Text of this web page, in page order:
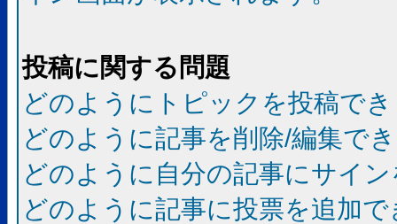
投稿に関する問題
どのようにトピックを投稿で
どのように記事を削除/編集で
どのように自分の記事にサイ
どのように記事に投票を追加